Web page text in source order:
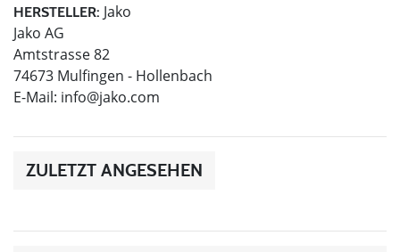
HERSTELLER: Jako
Jako AG
Amtstrasse 82
74673 Mulfingen - Hollenbach
E-Mail: info@jako.com
ZULETZT ANGESEHEN